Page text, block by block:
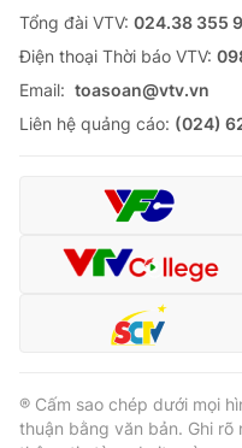
Tư vấn
Chuyên mục khác
Emagazine
Video
VTV Money
VTV Sức khoẻ
Tổng đài VTV: 024.38 355
Ðiện thoại Thời báo VTV:
Email: toasoan@vtv.vn
Liên hệ quảng cáo: (024)
® Cấm sao chép dưới mọi
thuận bằng văn bản. Ghi rõ